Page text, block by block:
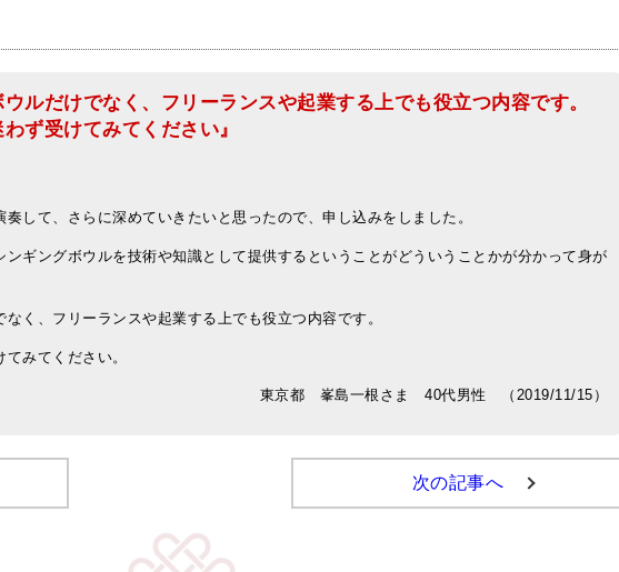
ルだけでなく、フリーランスや起業する上でも役立つ内容です。
ず受けてみてください』
して、さらに深めていきたいと思ったので、申し込みをしました。
ンギングボウルを技術や知識として提供するということがどういうことかが分かって身が
く、フリーランスや起業する上でも役立つ内容です。
みてください。
東京都 峯島一根さま 40代男性 （2019/11/15）
次の記事へ